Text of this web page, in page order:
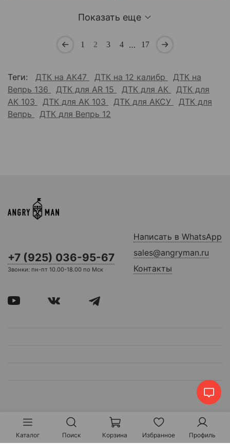
Показать еще
1 2 3 4 … 17
Теги: ДТК на АК47 ДТК на 12 калибр
ДТК на
Вепрь 136
ДТК для AR 15 ДТК для АК
ДТК для
АК 103
ДТК для АК 103 ДТК для АКСУ
ДТК для
Вепрь
ДТК для Вепрь 12
+7 (925) 036-95-67
Звонки: пн-пт 10.00-18.00 по Мск
Написать в WhatsApp
sales@angryman.ru
Контакты
Каталог Поиск Корзина Избранное Профиль